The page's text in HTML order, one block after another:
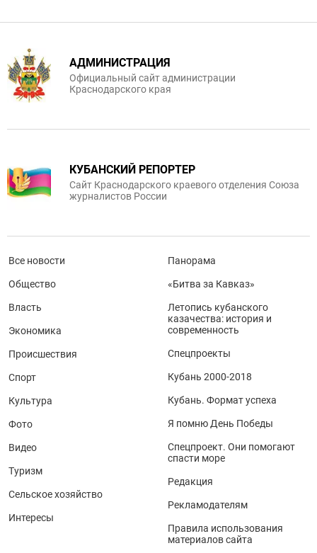
АДМИНИСТРАЦИЯ
Официальный сайт администрации
Краснодарского края
КУБАНСКИЙ РЕПОРТЕР
Сайт Краснодарского краевого отделения Союза
журналистов России
Все новости
Общество
Власть
Экономика
Происшествия
Спорт
Культура
Фото
Видео
Туризм
Сельское хозяйство
Интересы
Панорама
«Битва за Кавказ»
Летопись кубанского
казачества: история и
современность
Спецпроекты
Кубань 2000-2018
Кубань. Формат успеха
Я помню День Победы
Спецпроект. Они помогают
спасти море
Редакция
Рекламодателям
Правила использования
материалов сайта